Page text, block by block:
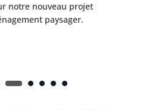
notre nouveau projet
paysager.